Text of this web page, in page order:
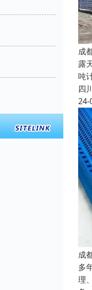
成
露
吨
四
24-
成
多
理